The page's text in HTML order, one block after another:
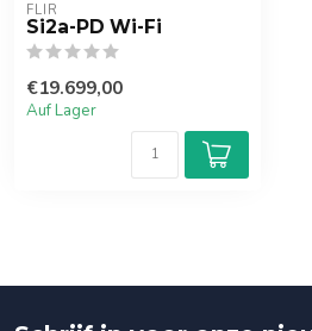
FLIR
Si2a-PD Wi-Fi
€19.699,00
Auf Lager